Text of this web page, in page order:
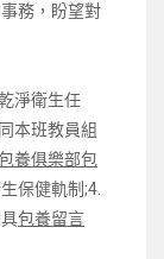
務，盼望對
淨衛生任
本班教員組
養俱樂部包
保健軌制;4.
包養留言